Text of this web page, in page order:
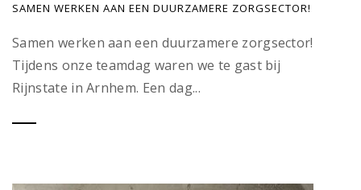
SAMEN WERKEN AAN EEN DUURZAMERE ZORGSECTOR!
Samen werken aan een duurzamere zorgsector!
Tijdens onze teamdag waren we te gast bij
Rijnstate in Arnhem. Een dag...